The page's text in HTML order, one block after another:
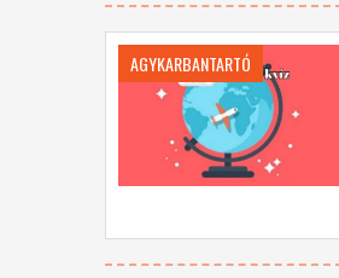
AGYKARBANTARTÓ